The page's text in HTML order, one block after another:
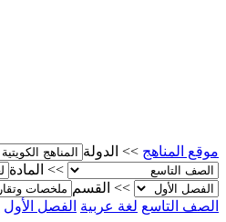
موقع المناهج >> الدولة
>>
المادة
>>
القسم
الصف التاسع لغة عربية الفصل الأول